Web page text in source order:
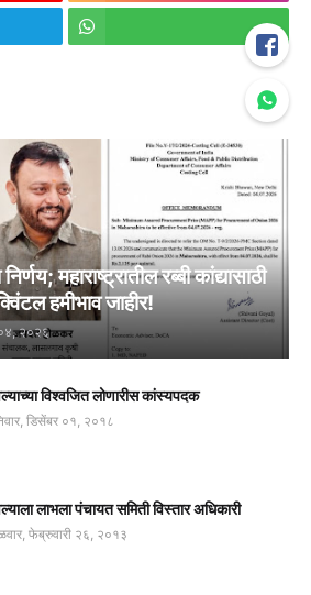
महाराष्ट्रातील रब्बी कांद्यासाठी
हमीभाव जाहीर!
२०२६
विश्वजित लोणारीस कांस्यपदक
डिसेंबर ०१, २०१८
लाभला पंचायत समिती विस्तार अधिकारी
फेब्रुवारी २६, २०१३